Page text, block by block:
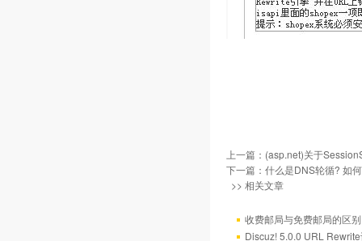
上一篇： (asp.net)关于
下一篇： 什么是DNS轮循? 如
>> 相关文章
收费邮局与免费邮局的区别
Discuz! 5.0.0 URL